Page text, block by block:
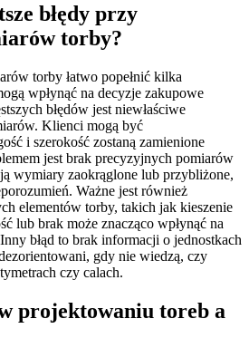
błędy przy
torby?
torby łatwo popełnić kilka
wpłynąć na decyzje zakupowe
błędów jest niewłaściwe
Klienci mogą być
i szerokość zostaną zamienione
jest brak precyzyjnych pomiarów
wymiary zaokrąglone lub przybliżone,
Ważne jest również
elementów torby, takich jak kieszenie
lub brak może znacząco wpłynąć na
błąd to brak informacji o jednostkach
gdy nie wiedzą, czy
czy calach.
projektowaniu toreb a